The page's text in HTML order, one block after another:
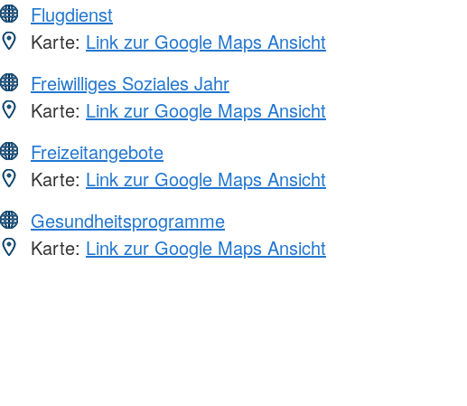
Flugdienst
Karte: Link zur Google Maps Ansicht
Freiwilliges Soziales Jahr
Karte: Link zur Google Maps Ansicht
Freizeitangebote
Karte: Link zur Google Maps Ansicht
Gesundheitsprogramme
Karte: Link zur Google Maps Ansicht